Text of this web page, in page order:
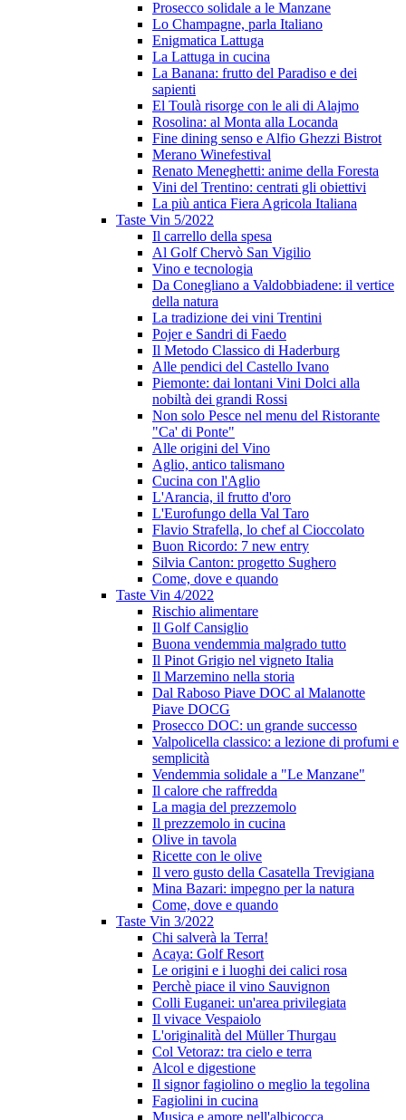
Prosecco solidale a le Manzane
Lo Champagne, parla Italiano
Enigmatica Lattuga
La Lattuga in cucina
La Banana: frutto del Paradiso e dei
sapienti
El Toulà risorge con le ali di Alajmo
Rosolina: al Monta alla Locanda
Fine dining senso e Alfio Ghezzi Bistrot
Merano Winefestival
Renato Meneghetti: anime della Foresta
Vini del Trentino: centrati gli obiettivi
La più antica Fiera Agricola Italiana
Taste Vin 5/2022
Il carrello della spesa
Al Golf Chervò San Vigilio
Vino e tecnologia
Da Conegliano a Valdobbiadene: il vertice
della natura
La tradizione dei vini Trentini
Pojer e Sandri di Faedo
Il Metodo Classico di Haderburg
Alle pendici del Castello Ivano
Piemonte: dai lontani Vini Dolci alla
nobiltà dei grandi Rossi
Non solo Pesce nel menu del Ristorante
"Ca' di Ponte"
Alle origini del Vino
Aglio, antico talismano
Cucina con l'Aglio
L'Arancia, il frutto d'oro
L'Eurofungo della Val Taro
Flavio Strafella, lo chef al Cioccolato
Buon Ricordo: 7 new entry
Silvia Canton: progetto Sughero
Come, dove e quando
Taste Vin 4/2022
Rischio alimentare
Il Golf Cansiglio
Buona vendemmia malgrado tutto
Il Pinot Grigio nel vigneto Italia
Il Marzemino nella storia
Dal Raboso Piave DOC al Malanotte
Piave DOCG
Prosecco DOC: un grande successo
Valpolicella classico: a lezione di profumi e
semplicità
Vendemmia solidale a "Le Manzane"
Il calore che raffredda
La magia del prezzemolo
Il prezzemolo in cucina
Olive in tavola
Ricette con le olive
Il vero gusto della Casatella Trevigiana
Mina Bazari: impegno per la natura
Come, dove e quando
Taste Vin 3/2022
Chi salverà la Terra!
Acaya: Golf Resort
Le origini e i luoghi dei calici rosa
Perchè piace il vino Sauvignon
Colli Euganei: un'area privilegiata
Il vivace Vespaiolo
L'originalità del Müller Thurgau
Col Vetoraz: tra cielo e terra
Alcol e digestione
Il signor fagiolino o meglio la tegolina
Fagiolini in cucina
Musica e amore nell'albicocca